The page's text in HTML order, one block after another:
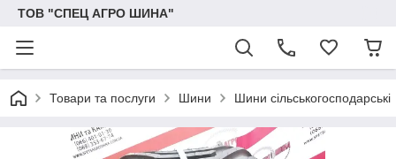
ТОВ "СПЕЦ АГРО ШИНА"
Товари та послуги Шини Шини сільськогосподарські